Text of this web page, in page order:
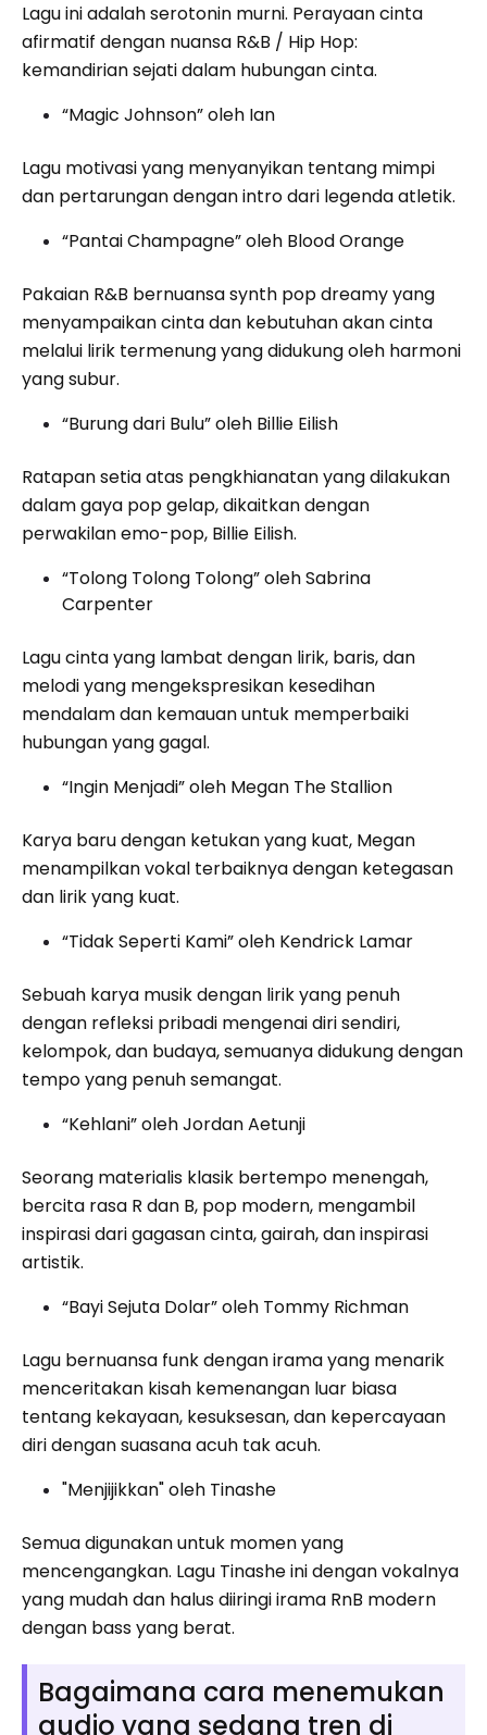
Lagu ini adalah serotonin murni. Perayaan cinta
afirmatif dengan nuansa R&B / Hip Hop:
kemandirian sejati dalam hubungan cinta.
“Magic Johnson” oleh Ian
Lagu motivasi yang menyanyikan tentang mimpi
dan pertarungan dengan intro dari legenda atletik.
“Pantai Champagne” oleh Blood Orange
Pakaian R&B bernuansa synth pop dreamy yang
menyampaikan cinta dan kebutuhan akan cinta
melalui lirik termenung yang didukung oleh harmoni
yang subur.
“Burung dari Bulu” oleh Billie Eilish
Ratapan setia atas pengkhianatan yang dilakukan
dalam gaya pop gelap, dikaitkan dengan
perwakilan emo-pop, Billie Eilish.
“Tolong Tolong Tolong” oleh Sabrina
Carpenter
Lagu cinta yang lambat dengan lirik, baris, dan
melodi yang mengekspresikan kesedihan
mendalam dan kemauan untuk memperbaiki
hubungan yang gagal.
“Ingin Menjadi” oleh Megan The Stallion
Karya baru dengan ketukan yang kuat, Megan
menampilkan vokal terbaiknya dengan ketegasan
dan lirik yang kuat.
“Tidak Seperti Kami” oleh Kendrick Lamar
Sebuah karya musik dengan lirik yang penuh
dengan refleksi pribadi mengenai diri sendiri,
kelompok, dan budaya, semuanya didukung dengan
tempo yang penuh semangat.
“Kehlani” oleh Jordan Aetunji
Seorang materialis klasik bertempo menengah,
bercita rasa R dan B, pop modern, mengambil
inspirasi dari gagasan cinta, gairah, dan inspirasi
artistik.
“Bayi Sejuta Dolar” oleh Tommy Richman
Lagu bernuansa funk dengan irama yang menarik
menceritakan kisah kemenangan luar biasa
tentang kekayaan, kesuksesan, dan kepercayaan
diri dengan suasana acuh tak acuh.
"Menjijikkan" oleh Tinashe
Semua digunakan untuk momen yang
mencengangkan. Lagu Tinashe ini dengan vokalnya
yang mudah dan halus diiringi irama RnB modern
dengan bass yang berat.
Bagaimana cara menemukan
audio yang sedang tren di